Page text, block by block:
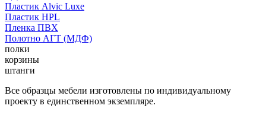
Пластик Alvic Luxe
Пластик HPL
Пленка ПВХ
Полотно АГТ (МДФ)
полки
корзины
штанги
Все образцы мебели изготовлены по индивидуальному
проекту в единственном экземпляре.